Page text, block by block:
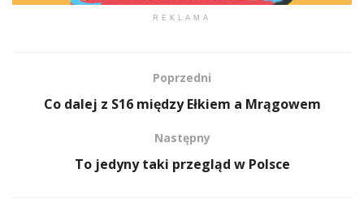
REKLAMA
Poprzedni
Co dalej z S16 między Ełkiem a Mrągowem
Następny
To jedyny taki przegląd w Polsce